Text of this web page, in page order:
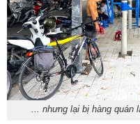
... nhưng lại bị hàng quán